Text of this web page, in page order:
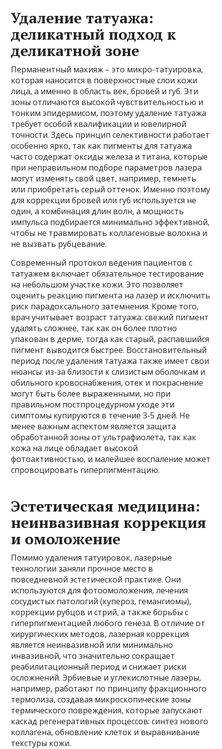
Удаление татуажа:
деликатный подход к
деликатной зоне
Перманентный макияж – это микро-татуировка,
которая наносится в поверхностные слои кожи
лица, а именно в область век, бровей и губ. Эти
зоны отличаются высокой чувствительностью и
тонким эпидермисом, поэтому удаление татуажа
требует особой квалификации и ювелирной
точности. Здесь принцип селективности работает
особенно ярко, так как пигменты для татуажа
часто содержат оксиды железа и титана, которые
при неправильном подборе параметров лазера
могут изменять свой цвет, например, темнеть
или приобретать серый оттенок. Именно поэтому
для коррекции бровей или губ используется не
один, а комбинация длин волн, а мощность
импульса подбирается минимально эффективной,
чтобы не травмировать коллагеновые волокна и
не вызвать рубцевание.
Современный протокол ведения пациентов с
татуажем включает обязательное тестирование
на небольшом участке кожи. Это позволяет
оценить реакцию пигмента на лазер и исключить
риск парадоксального затемнения. Кроме того,
врач учитывает возраст татуажа: свежий пигмент
удалять сложнее, так как он более плотно
упакован в дерме, тогда как старый, распавшийся
пигмент выводится быстрее. Восстановительный
период после удаления татуажа также имеет свои
нюансы: из-за близости к слизистым оболочкам и
обильного кровоснабжения, отек и покраснение
могут быть более выраженными, но при
правильном постпроцедурном уходе эти
симптомы купируются в течение 3-5 дней. Не
менее важным аспектом является защита
обработанной зоны от ультрафиолета, так как
кожа на лице обладает высокой
фотоактивностью, и малейшее воспаление может
спровоцировать гиперпигментацию.
Эстетическая медицина:
неинвазивная коррекция
и омоложение
Помимо удаления татуировок, лазерные
технологии заняли прочное место в
повседневной эстетической практике. Они
используются для фотоомоложения, лечения
сосудистых патологий (купероз, гемангиомы),
коррекции рубцов и стрий, а также борьбы с
гиперпигментацией любого генеза. В отличие от
хирургических методов, лазерная коррекция
является неинвазивной или минимально
инвазивной, что значительно сокращает
реабилитационный период и снижает риски
осложнений. Эрбиевые и углекислотные лазеры,
например, работают по принципу фракционного
термолиза, создавая микроскопические зоны
термического повреждения, которые запускают
каскад регенеративных процессов: синтез нового
коллагена, обновление клеток и выравнивание
текстуры кожи.